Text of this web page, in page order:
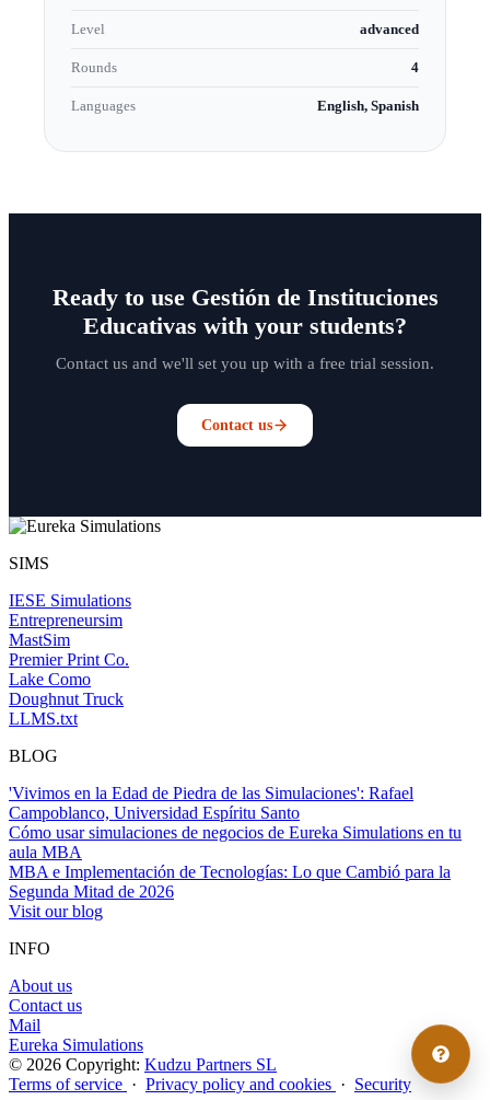
Level advanced
Rounds 4
Languages English, Spanish
Ready to use Gestión de Instituciones
Educativas with your students?
Contact us and we'll set you up with a free trial session.
Contact us
SIMS
IESE Simulations
Entrepreneursim
MastSim
Premier Print Co.
Lake Como
Doughnut Truck
LLMS.txt
BLOG
'Vivimos en la Edad de Piedra de las Simulaciones': Rafael
Campoblanco, Universidad Espíritu Santo
Cómo usar simulaciones de negocios de Eureka Simulations en tu
aula MBA
MBA e Implementación de Tecnologías: Lo que Cambió para la
Segunda Mitad de 2026
Visit our blog
INFO
About us
Contact us
Mail
Eureka Simulations
© 2026 Copyright: Kudzu Partners SL
Terms of service · Privacy policy and cookies · Security